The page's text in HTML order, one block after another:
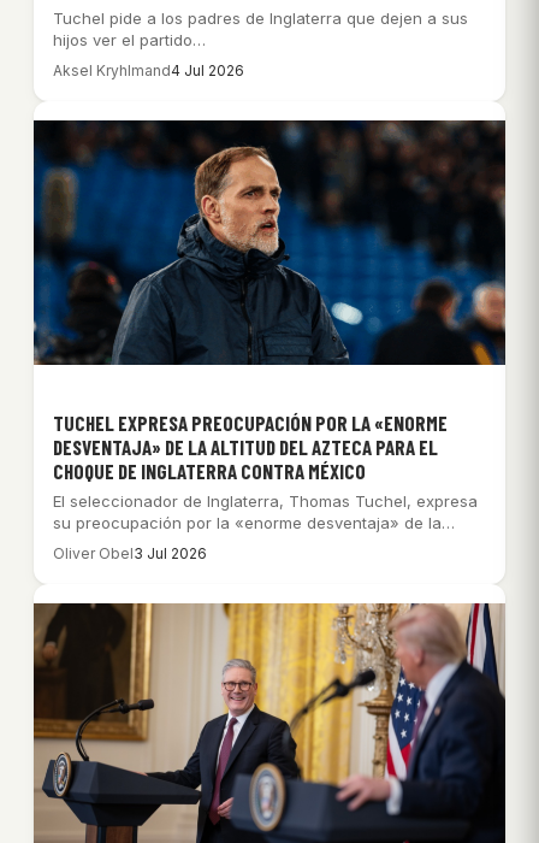
Tuchel pide a los padres de Inglaterra que dejen a sus
hijos ver el partido…
Aksel Kryhlmand4 Jul 2026
TUCHEL EXPRESA PREOCUPACIÓN POR LA «ENORME
DESVENTAJA» DE LA ALTITUD DEL AZTECA PARA EL
CHOQUE DE INGLATERRA CONTRA MÉXICO
El seleccionador de Inglaterra, Thomas Tuchel, expresa
su preocupación por la «enorme desventaja» de la…
Oliver Obel3 Jul 2026